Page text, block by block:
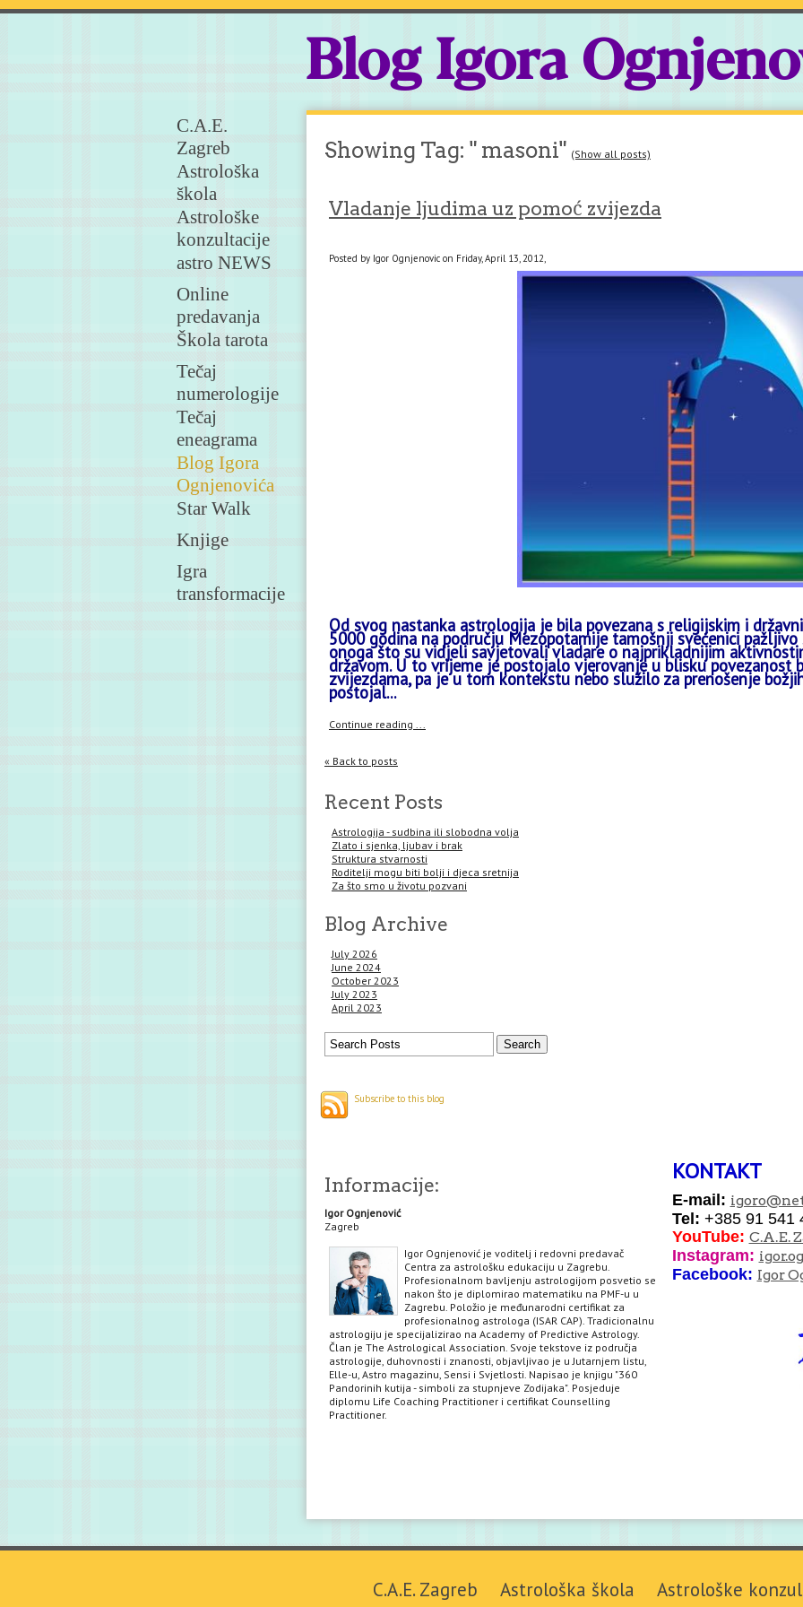
Blog Igora
C.A.E.
Zagreb
Astrološka
škola
Astrološke
konzultacije
astro NEWS
Online
predavanja
Škola tarota
Tečaj
numerologije
Tečaj
eneagrama
Blog Igora
Ognjenovića
Star Walk
Knjige
Igra
transformacije
Showing Tag: " masoni" (Show all posts)
Vladanje ljudima uz pomoć zvijezda
Posted by Igor Ognjenovic on Friday, April 13, 2012,
Od svog nastanka astrologija je bila povezana s religijskim i
5000 godina na području Mezopotamije tamošnji svećenici
onoga što su vidjeli savjetovali vladare o najprikladnijim
državom. U to vrijeme je postojalo vjerovanje u blisku povezanost
zvijezdama, pa je u tom kontekstu nebo služilo za prenošenje
postojal...
Continue reading ...
« Back to posts
Recent Posts
Astrologija - sudbina ili slobodna volja
Zlato i sjenka, ljubav i brak
Struktura stvarnosti
Roditelji mogu biti bolji i djeca sretnija
Za što smo u životu pozvani
Blog Archive
July 2026
June 2024
October 2023
July 2023
April 2023
Subscribe to this blog
Informacije:
Igor Ognjenović
Zagreb
Igor Ognjenović je voditelj i redovni predavač
Centra za astrološku edukaciju u Zagrebu.
Profesionalnom bavljenju astrologijom posvetio se
nakon što je diplomirao matematiku na PMF-u u
Zagrebu. Položio je međunarodni certifikat za
profesionalnog astrologa (ISAR CAP). Tradicionalnu
astrologiju je specijalizirao na Academy of Predictive Astrology.
Član je The Astrological Association. Svoje tekstove iz područja
astrologije, duhovnosti i znanosti, objavljivao je u Jutarnjem listu,
Elle-u, Astro magazinu, Sensi i Svjetlosti. Napisao je knjigu "360
Pandorinih kutija - simboli za stupnjeve Zodijaka". Posjeduje
diplomu Life Coaching Practitioner i certifikat Counselling
Practitioner.
KONTAKT
E-mail: igoro
Tel: +385 91 541
YouTube: C.A.E.
Instagram:
Facebook: Igor
C.A.E. Zagreb Astrološka škola Astrološke